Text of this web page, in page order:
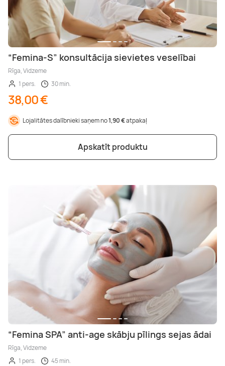
“Femina-S” konsultācija sievietes veselībai
Rīga, Vidzeme
1 pers.
30 min.
38,00 €
Lojalitātes dalībnieki saņem no1,90 €atpakaļ
Apskatīt produktu
“Femina SPA” anti-age skābju pīlings sejas ādai
Rīga, Vidzeme
1 pers.
45 min.